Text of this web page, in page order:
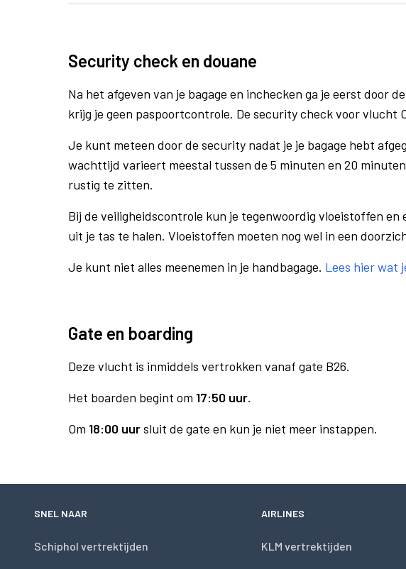
Security check en douane
Na het afgeven van je bagage en inchecken ga je eerst door
krijg je geen paspoortcontrole. De security check voor vlucht
Je kunt meteen door de security nadat je je bagage hebt
wachttijd varieert meestal tussen de 5 minuten en 20
rustig te zitten.
Bij de veiligheidscontrole kun je tegenwoordig vloeistoffen
uit je tas te halen. Vloeistoffen moeten nog wel in een
Je kunt niet alles meenemen in je handbagage. Lees hier wat
Gate en boarding
Deze vlucht is inmiddels vertrokken vanaf gate B26.
Het boarden begint om 17:50 uur.
Om 18:00 uursluit de gate en kun je niet meer instappen.
SNEL NAAR
Schiphol vertrektijden
AIRLINES
KLM vertrektijden